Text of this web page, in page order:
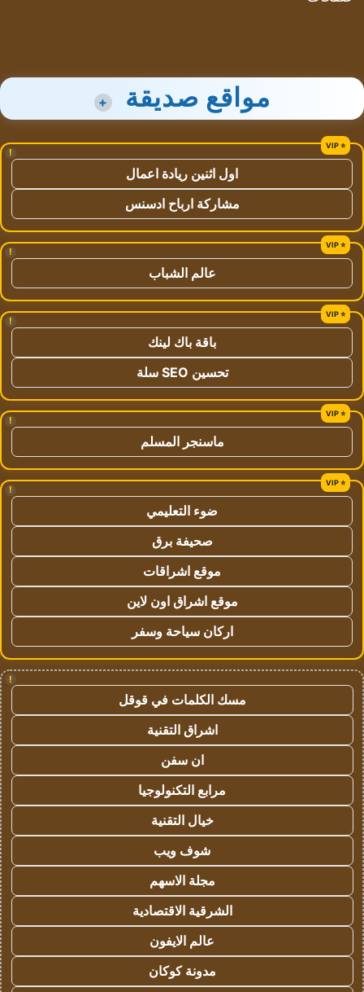
مواقع صديقة +
!
اول اثنين ريادة اعمال
مشاركة ارباح ادسنس
!
عالم الشباب
!
باقة باك لينك
تحسين SEO سلة
!
ماسنجر المسلم
!
ضوء التعليمي
صحيفة برق
موقع اشراقات
موقع اشراق اون لاين
اركان سياحة وسفر
!
مسك الكلمات في قوقل
اشراق التقنية
ان سفن
مرابع التكنولوجيا
خيال التقنية
شوف ويب
مجلة الاسهم
الشرقية الاقتصادية
عالم الايفون
مدونة كوكان